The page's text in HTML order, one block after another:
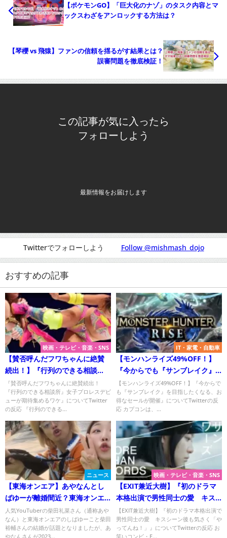
【ポケモンGO】「巨大化のナゾ」のタスク内容とマ
ックスわざをアンロックする方法は？
【琴櫻 vs 飛猿】ファンの信頼を揺るがす結果とは？
誤審問題を徹底検証！
この記事が気に入ったら
フォローしよう
最新情報をお届けします
Twitterでフォローしよう Follow @mishmash_dojo
おすすめの記事
映画・テレビ・音楽・SNS
【賛否呼んだフワちゃんに絶賛
続出！】『行列のできる相談
所』女子プロレスデビューにつ
いてTwitterの反応
『賛否呼んだフワちゃんに絶賛続出！
『行列のできる相談所』女子プロレスデビ
ューが期待集めるワケ』についてTwitter
の反応 『行列のできる...
IT・家電・自動車
【モンハンライズ49%OFF！】
『今からでも『サンブレイク』
を目指したくなる、お得なセー
ルが開催』について
【モンハンライズ49%OFF！】『今からで
も『サンブレイク』を目指したくなる、お
得なセールが開催』についてTwitterの反
応 カプコンは、...
ニュース
【東海オンエア】あやなんとし
ばゆーが離婚間近？東海オンエ
ア・てつやに怒りの投稿！
人気YouTuberの柴田礼菜さん（通称あや
なん）と東海オンエアのしばゆーこと柴田
裕輔さんの結婚が話題となりましたが、あ
やなんさんが2023...
映画・テレビ・音楽・SNS
【EXIT兼近大樹】『初のドラマ
本格出演で男性同士の愛 キス
シーン後も気さく「やってん
ね！」』についてTwitterの反応
【EXIT兼近大樹】『初のドラマ本格出演で
男性同士の愛 キスシーン後も気さく「や
ってんね！」』についてTwitterの反応 お
笑いコンビ・E...